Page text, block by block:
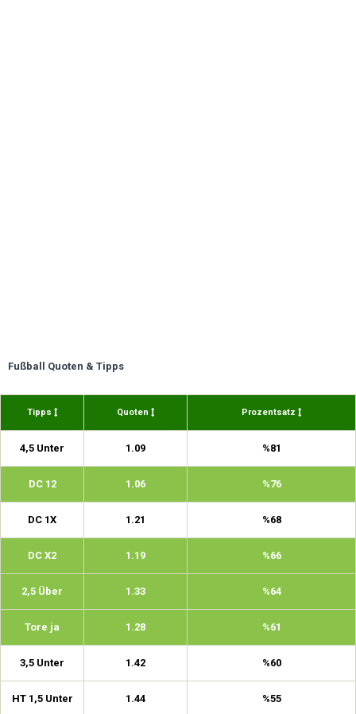
Fußball Quoten & Tipps
Tipps Quoten Prozentsatz
4,5 Unter 1.09 %81
DC 12 1.06 %76
DC 1X 1.21 %68
DC X2 1.19 %66
2,5 Über 1.33 %64
Tore ja 1.28 %61
3,5 Unter 1.42 %60
HT 1,5 Unter 1.44 %55